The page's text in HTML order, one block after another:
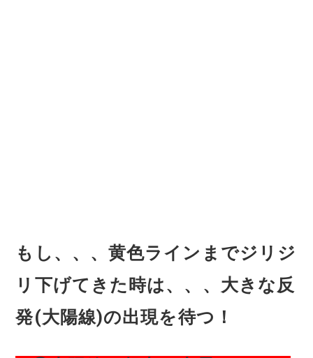
もし、、、黄色ラインまでジリジ
リ下げてきた時は、、、大きな反
発(大陽線)の出現を待つ！